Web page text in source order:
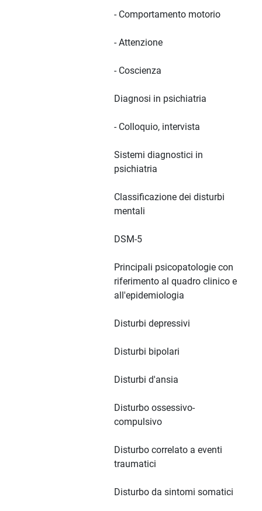
- Comportamento motorio
- Attenzione
- Coscienza
Diagnosi in psichiatria
- Colloquio, intervista
Sistemi diagnostici in
psichiatria
Classificazione dei disturbi
mentali
DSM-5
Principali psicopatologie con
riferimento al quadro clinico e
all'epidemiologia
Disturbi depressivi
Disturbi bipolari
Disturbi d'ansia
Disturbo ossessivo-
compulsivo
Disturbo correlato a eventi
traumatici
Disturbo da sintomi somatici